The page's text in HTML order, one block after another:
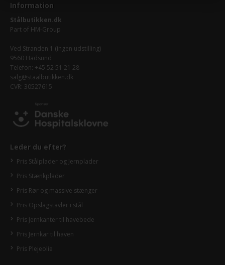
Information
Stålbutikken.dk
Part of HM-Group
Ved Stranden 1 (ingen udstilling)
9560 Hadsund
Telefon: +45 52 51 21 28
salg@staalbutikken.dk
CVR: 30527615
Leder du efter?
Pris Stålplader og Jernplader
Pris Stænkplader
Pris Rør og massive stænger
Pris Opslagstavler i stål
Pris Jernkanter til havebede
Pris Jernkar til haven
Pris Plejeolie